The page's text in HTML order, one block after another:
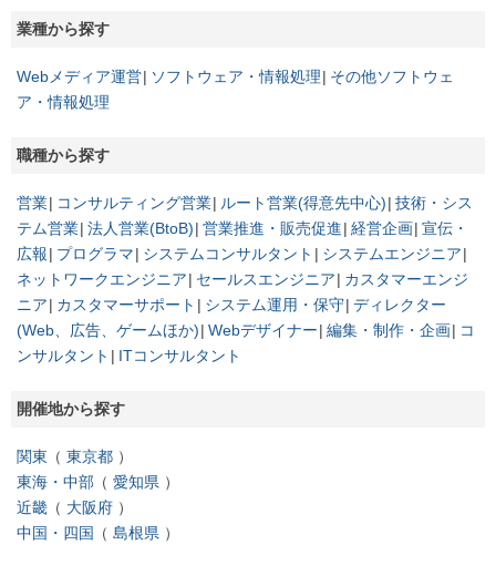
業種から探す
Webメディア運営 ソフトウェア・情報処理
その他ソフトウェ
ア・情報処理
職種から探す
営業 コンサルティング営業 ルート営業(得意先中心) 技術・シス
テム営業 法人営業(BtoB) 営業推進・販売促進 経営企画 宣伝・
広報
プログラマ システムコンサルタント
システムエンジニア
ネットワークエンジニア
セールスエンジニア
カスタマーエンジ
ニア
カスタマーサポート システム運用・保守 ディレクター
(Web、広告、ゲームほか) Webデザイナー 編集・制作・企画
コ
ンサルタント
ITコンサルタント
開催地から探す
関東
東京都
東海・中部
愛知県
近畿
大阪府
中国・四国
島根県